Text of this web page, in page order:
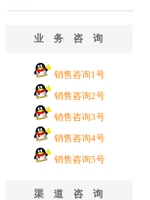
业务咨询
销售咨询1号
销售咨询2号
销售咨询3号
销售咨询4号
销售咨询5号
渠道咨询